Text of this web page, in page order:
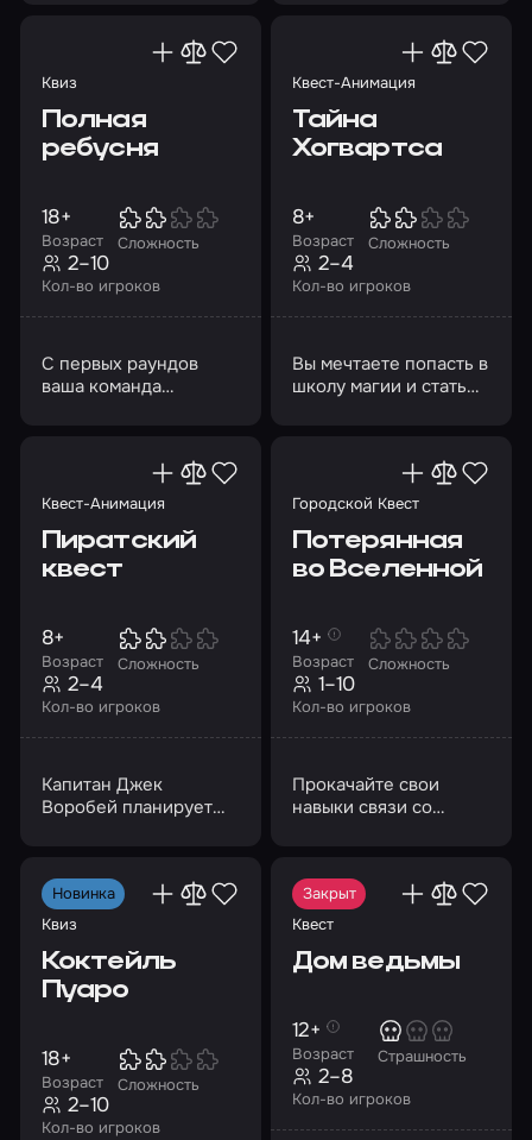
Квиз
Полная
ребусня
Возраст
18+
Сложность
Кол-во игроков
2–10
С первых раундов
ваша команда
Квест-Анимация
Тайна
Хогвартса
Возраст
8+
Сложность
Кол-во игроков
2–4
Вы мечтаете попасть в
школу магии и стать
Квест-Анимация
Пиратский
квест
Возраст
8+
Сложность
Кол-во игроков
2–4
Капитан Джек
Воробей планирует
этого нужна команда
Городской Квест
Потерянная
во Вселенной
Возраст
14+
Сложность
Кол-во игроков
1–10
Прокачайте свои
навыки связи со
домой
Новинка
Квиз
Коктейль
Пуаро
Возраст
18+
Сложность
Кол-во игроков
2–10
Закрыт
Квест
Дом ведьмы
Возраст
12+
Страшность
Кол-во игроков
2–8